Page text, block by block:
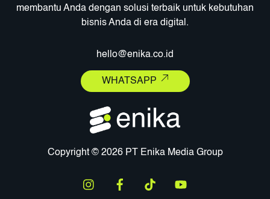
membantu Anda dengan solusi terbaik untuk kebutuhan
bisnis Anda di era digital.
hello@enika.co.id
WHATSAPP
Copyright © 2026 PT Enika Media Group